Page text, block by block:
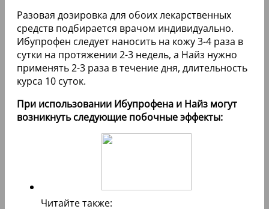
Разовая дозировка для обоих лекарственных
средств подбирается врачом индивидуально.
Ибупрофен следует наносить на кожу 3-4 раза в
сутки на протяжении 2-3 недель, а Найз нужно
применять 2-3 раза в течение дня, длительность
курса 10 суток.
При использовании Ибупрофена и Найз могут
возникнуть следующие побочные эффекты:
Читайте также: